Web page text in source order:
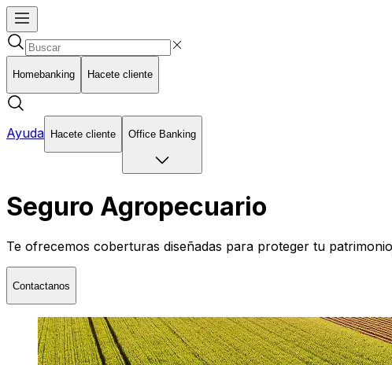
Homebanking Hacete cliente
Ayuda Hacete cliente Office Banking
Seguro Agropecuario
Te ofrecemos coberturas diseñadas para proteger tu
Contactanos